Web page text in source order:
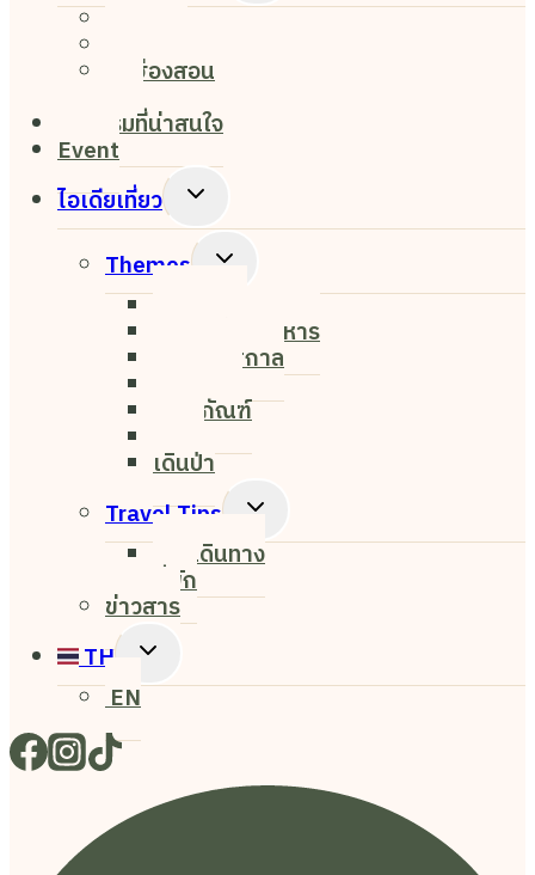
Menu
แม่ฮ่องสอน
กิจกรรมที่น่าสนใจ
Event
ไอเดียเที่ยว
Toggle
Menu
Themes Toggle
ค่าเฟ่&ร้านอาหาร
งาน&เทศกาล
พิพิธภัณฑ์
เดินป่า
Travel Tips
Toggle
Menu
การเดินทาง
ที่พัก
ข่าวสาร
TH
Toggle
Menu
EN